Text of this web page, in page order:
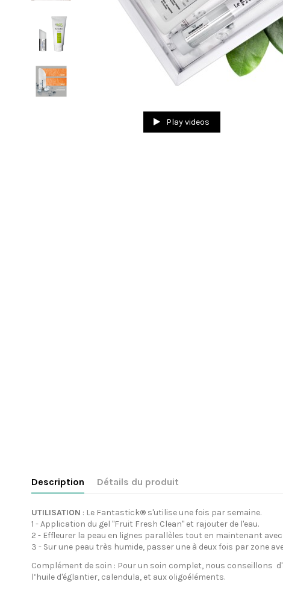
Play videos
Description Détails du produit
UTILISATION : Le Fantastick® s'utilise une fois par semaine.
1 - Application du gel "Fruit Fresh Clean" et rajouter de l'eau.
2 - Effleurer la peau en lignes parallèles tout en maintenant
3 - Sur une peau très humide, passer une à deux fois par zone
Complément de soin : Pour un soin complet, nous conseillons
l’huile d'églantier, calendula, et aux oligoéléments.